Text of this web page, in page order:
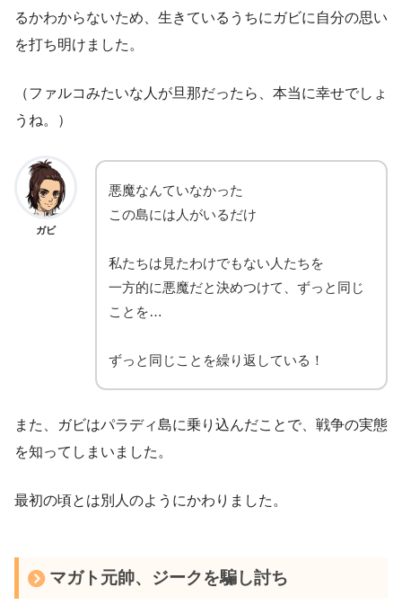
るかわからないため、生きているうちにガビに自分の思い
を打ち明けました。
（ファルコみたいな人が旦那だったら、本当に幸せでしょ
うね。）
ガビ
悪魔なんていなかった
この島には人がいるだけ
私たちは見たわけでもない人たちを
一方的に悪魔だと決めつけて、ずっと同じ
ことを…
ずっと同じことを繰り返している！
また、ガビはパラディ島に乗り込んだことで、戦争の実態
を知ってしまいました。
最初の頃とは別人のようにかわりました。
マガト元帥、ジークを騙し討ち